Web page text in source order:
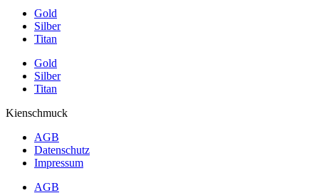
Gold
Silber
Titan
Gold
Silber
Titan
Kienschmuck
AGB
Datenschutz
Impressum
AGB